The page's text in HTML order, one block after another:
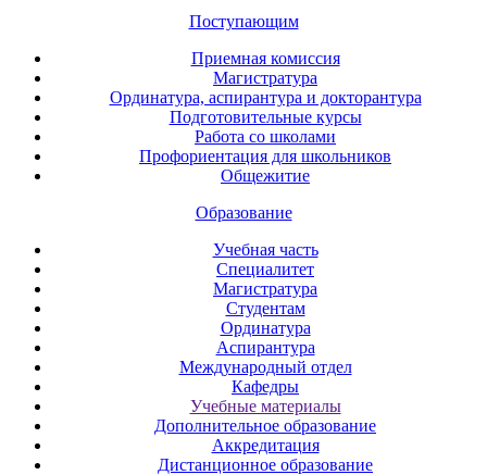
Поступающим
Приемная комиссия
Магистратура
Ординатура, аспирантура и докторантура
Подготовительные курсы
Работа со школами
Профориентация для школьников
Общежитие
Образование
Учебная часть
Специалитет
Магистратура
Студентам
Ординатура
Аспирантура
Международный отдел
Кафедры
Учебные материалы
Дополнительное образование
Аккредитация
Дистанционное образование